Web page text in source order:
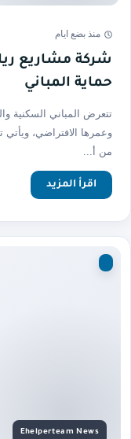
منذ بضع ايام
شركة مشاريع
حماية المباني
تتعرض المباني السكنية
وعمرها الافتراضي،
من أ...
اقرأ المزيد